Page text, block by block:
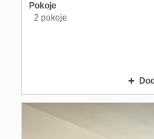
Pokoje
2 pokoje